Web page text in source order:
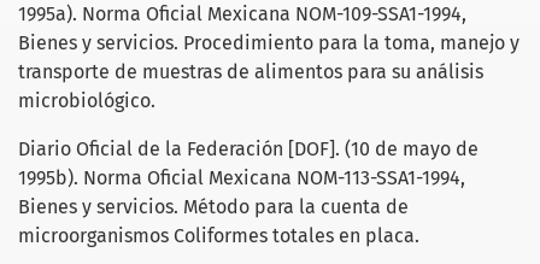
1995a). Norma Oficial Mexicana NOM-109-SSA1-1994,
Bienes y servicios. Procedimiento para la toma, manejo y
transporte de muestras de alimentos para su análisis
microbiológico.
Diario Oficial de la Federación [DOF]. (10 de mayo de
1995b). Norma Oficial Mexicana NOM-113-SSA1-1994,
Bienes y servicios. Método para la cuenta de
microorganismos Coliformes totales en placa.